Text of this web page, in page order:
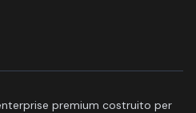
premium costruito per